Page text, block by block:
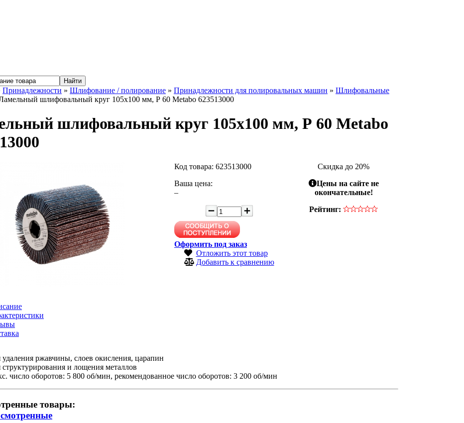
Принадлежности » Шлифование / полирование » Принадлежности для полировальных машин » Шлифовальные
шлифовальный круг 105х100 мм, Р 60 Metabo 623513000
шлифовальный круг 105х100 мм, Р 60 Metabo
Код товара: 623513000
Ваша цена:
–
Оформить под заказ
Отложить этот товар
Добавить к сравнению
Скидка до 20%
Цены на сайте не
окончательные!
Рейтинг:
удаления ржавчины, слоев окисления, царапин
структурирования и лощения металлов
число оборотов: 5 800 об/мин, рекомендованное число оборотов: 3 200 об/мин
товары: